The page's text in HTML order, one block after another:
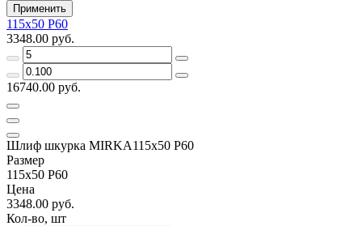
Применить
115х50 Р60
3348.00 руб.
16740.00 руб.
Шлиф шкурка MIRKA115х50 Р60
Размер
115х50 Р60
Цена
3348.00 руб.
Кол-во, шт